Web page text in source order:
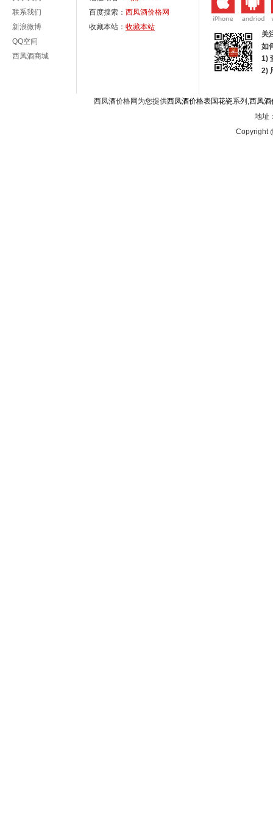
联系我们
新浪微博
QQ空间
西凤酒商城
百度搜索： 西凤酒价格网
收藏本站： 收藏本站
关
如
1)
2)
西凤酒价格网为您提供西凤酒价格表国花瓷系列, 西凤酒
地址
Copyright